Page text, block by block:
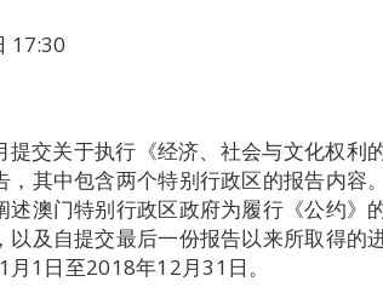
17:30
交关于执行《经济、社会与文化权利
，其中包含两个特别行政区的报告内容
澳门特别行政区政府为履行《公约》
及自提交最后一份报告以来所取得的
1日至2018年12月31日。